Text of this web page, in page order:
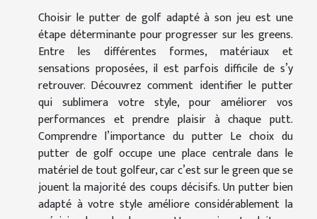
Choisir le putter de golf adapté à son jeu est une
étape déterminante pour progresser sur les greens.
Entre les différentes formes, matériaux et
sensations proposées, il est parfois difficile de s’y
retrouver. Découvrez comment identifier le putter
qui sublimera votre style, pour améliorer vos
performances et prendre plaisir à chaque putt.
Comprendre l’importance du putter Le choix du
putter de golf occupe une place centrale dans le
matériel de tout golfeur, car c’est sur le green que se
jouent la majorité des coups décisifs. Un putter bien
adapté à votre style améliore considérablement la